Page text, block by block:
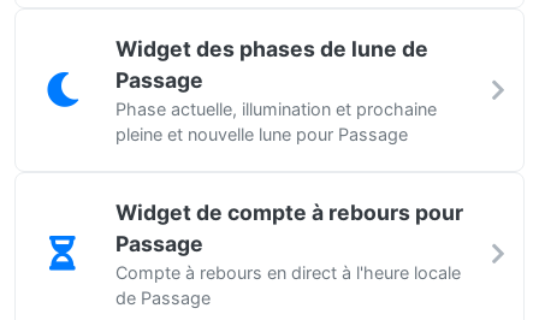
Widget des phases de lune de
Passage
Phase actuelle, illumination et prochaine
pleine et nouvelle lune pour Passage
Widget de compte à rebours pour
Passage
Compte à rebours en direct à l'heure locale
de Passage